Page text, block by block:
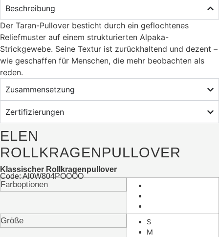
Beschreibung
Der Taran-Pullover besticht durch ein geflochtenes
Reliefmuster auf einem strukturierten Alpaka-
Strickgewebe. Seine Textur ist zurückhaltend und dezent –
​​wie geschaffen für Menschen, die mehr beobachten als
reden.
Zusammensetzung
Zertifizierungen
ELEN
ROLLKRAGENPULLOVER
Klassischer Rollkragenpullover
Code: Al0W804POOOO
Farboptionen
Größe
S
M